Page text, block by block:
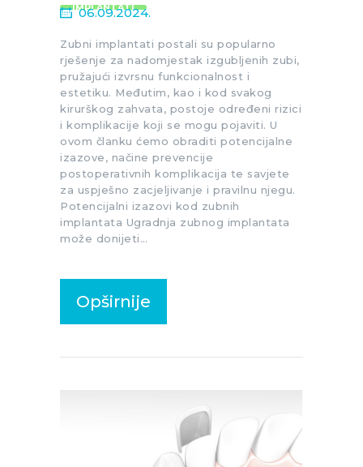
IMPLANTATI
06.09.2024.
Zubni implantati postali su popularno
rješenje za nadomjestak izgubljenih zubi,
pružajući izvrsnu funkcionalnost i
estetiku. Međutim, kao i kod svakog
kirurškog zahvata, postoje određeni rizici
i komplikacije koji se mogu pojaviti. U
ovom članku ćemo obraditi potencijalne
izazove, načine prevencije
postoperativnih komplikacija te savjete
za uspješno zacjeljivanje i pravilnu njegu.
Potencijalni izazovi kod zubnih
implantata Ugradnja zubnog implantata
može donijeti…
Opširnije